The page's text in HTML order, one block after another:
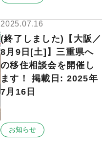
2025.07.16
(終了しました)【大阪／
8月9日[土]】三重県へ
の移住相談会を開催し
ます！ 掲載日: 2025年
7月16日
お知らせ